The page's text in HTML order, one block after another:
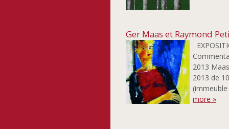
Ger Maas et Raymond
2013
2013 de
more »